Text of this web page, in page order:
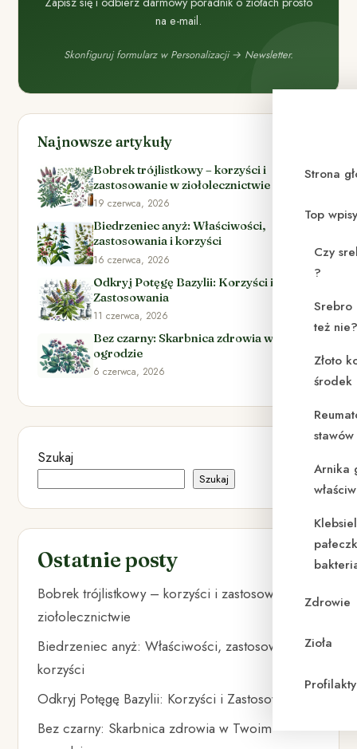
Strona
Top
Czy
?
też
Złoto
środek
Arnika
Zdrowie
Zioła
na e-mail.
Skonfiguruj formularz w Personalizacji → Newsletter.
Najnowsze artykuły
Bobrek trójlistkowy – korzyści i
zastosowanie w ziołolecznictwie
19 czerwca, 2026
Biedrzeniec anyż: Właściwości,
zastosowania i korzyści
16 czerwca, 2026
Odkryj Potęgę Bazylii: Korzyści i
Zastosowania
11 czerwca, 2026
Bez czarny: Skarbnica zdrowia w Twoim
ogrodzie
6 czerwca, 2026
Szukaj
Szukaj
Ostatnie posty
Bobrek trójlistkowy – korzyści i zastosowanie w
ziołolecznictwie
Biedrzeniec anyż: Właściwości, zastosowania i
korzyści
Odkryj Potęgę Bazylii: Korzyści i Zastosowania
Bez czarny: Skarbnica zdrowia w Twoim